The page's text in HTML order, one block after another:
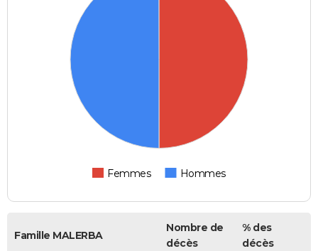
Femmes Hommes
Famille MALERBA
Nombre de
décès
% des
décès